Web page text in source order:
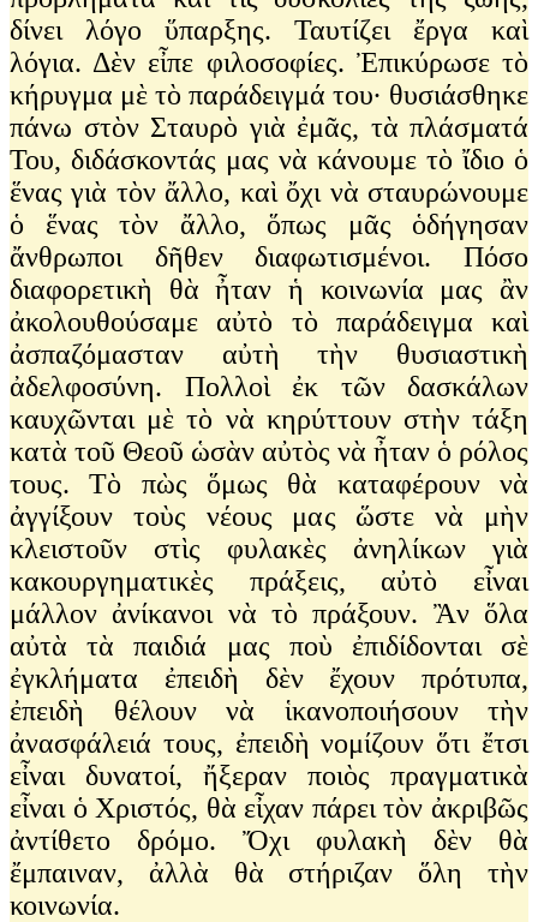
δίνει λόγο ὕπαρξης. Ταυτίζει ἔργα καὶ
λόγια. Δὲν εἶπε φιλοσοφίες. Ἐπικύρωσε τὸ
κήρυγμα μὲ τὸ παράδειγμά του· θυσιάσθηκε
πάνω στὸν Σταυρὸ γιὰ ἐμᾶς, τὰ πλάσματά
Του, διδάσκοντάς μας νὰ κάνουμε τὸ ἴδιο ὁ
ἕνας γιὰ τὸν ἄλλο, καὶ ὄχι νὰ σταυρώνουμε
ὁ ἕνας τὸν ἄλλο, ὅπως μᾶς ὁδήγησαν
ἄνθρωποι δῆθεν διαφωτισμένοι. Πόσο
διαφορετικὴ θὰ ἦταν ἡ κοινωνία μας ἂν
ἀκολουθούσαμε αὐτὸ τὸ παράδειγμα καὶ
ἀσπαζόμασταν αὐτὴ τὴν θυσιαστικὴ
ἀδελφοσύνη. Πολλοὶ ἐκ τῶν δασκάλων
καυχῶνται μὲ τὸ νὰ κηρύττουν στὴν τάξη
κατὰ τοῦ Θεοῦ ὡσὰν αὐτὸς νὰ ἦταν ὁ ρόλος
τους. Τὸ πὼς ὅμως θὰ καταφέρουν νὰ
ἀγγίξουν τοὺς νέους μας ὥστε νὰ μὴν
κλειστοῦν στὶς φυλακὲς ἀνηλίκων γιὰ
κακουργηματικὲς πράξεις, αὐτὸ εἶναι
μάλλον ἀνίκανοι νὰ τὸ πράξουν. Ἂν ὅλα
αὐτὰ τὰ παιδιά μας ποὺ ἐπιδίδονται σὲ
ἐγκλήματα ἐπειδὴ δὲν ἔχουν πρότυπα,
ἐπειδὴ θέλουν νὰ ἱκανοποιήσουν τὴν
ἀνασφάλειά τους, ἐπειδὴ νομίζουν ὅτι ἔτσι
εἶναι δυνατοί, ἤξεραν ποιὸς πραγματικὰ
εἶναι ὁ Χριστός, θὰ εἶχαν πάρει τὸν ἀκριβῶς
ἀντίθετο δρόμο. Ὄχι φυλακὴ δὲν θὰ
ἔμπαιναν, ἀλλὰ θὰ στήριζαν ὅλη τὴν
κοινωνία.